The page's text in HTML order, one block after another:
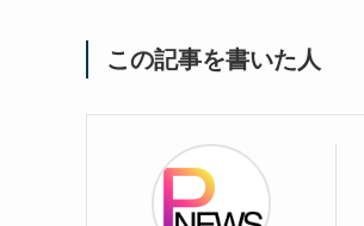
この記事を書いた人